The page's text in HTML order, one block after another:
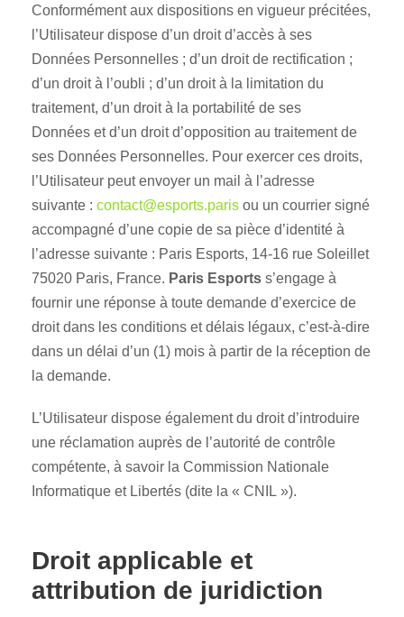
Conformément aux dispositions en vigueur précitées,
l’Utilisateur dispose d’un droit d’accès à ses
Données Personnelles ; d’un droit de rectification ;
d’un droit à l’oubli ; d’un droit à la limitation du
traitement, d’un droit à la portabilité de ses
Données et d’un droit d’opposition au traitement de
ses Données Personnelles. Pour exercer ces droits,
l’Utilisateur peut envoyer un mail à l’adresse
suivante : contact@esports.paris ou un courrier signé
accompagné d’une copie de sa pièce d’identité à
l’adresse suivante : Paris Esports, 14-16 rue Soleillet
75020 Paris, France. Paris Esports s’engage à
fournir une réponse à toute demande d’exercice de
droit dans les conditions et délais légaux, c’est-à-dire
dans un délai d’un (1) mois à partir de la réception de
la demande.
L’Utilisateur dispose également du droit d’introduire
une réclamation auprès de l’autorité de contrôle
compétente, à savoir la Commission Nationale
Informatique et Libertés (dite la « CNIL »).
Droit applicable et
attribution de juridiction